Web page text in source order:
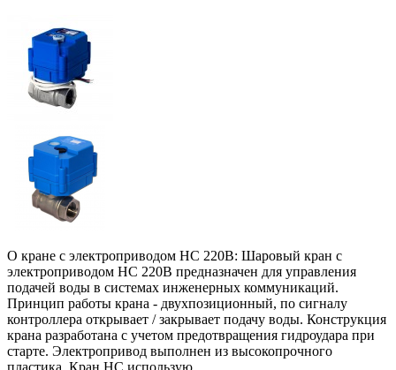
О кране с электроприводом HC 220В: Шаровый кран с
электроприводом HC 220В предназначен для управления
подачей воды в системах инженерных коммуникаций.
Принцип работы крана - двухпозиционный, по сигналу
контроллера открывает / закрывает подачу воды. Конструкция
крана разработана с учетом предотвращения гидроудара при
старте. Электропривод выполнен из высокопрочного
пластика. Кран HC использую..